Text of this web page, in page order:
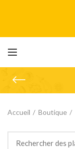
Accueil Boutique